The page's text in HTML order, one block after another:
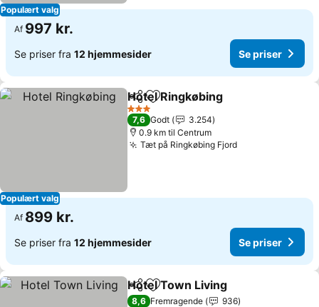
Populært valg
Af 997 kr.
Se priser fra 12 hjemmesider Se priser
Populært valg
Del Føj til favoritter
Hotel Ringkøbing
3 Stjerner
7,6 Godt
3.254
0.9 km til Centrum
Tæt på Ringkøbing Fjord
Af 899 kr.
Se priser fra 12 hjemmesider Se priser
Del Føj til favoritter
Hotel Town Living
8,6 Fremragende
936